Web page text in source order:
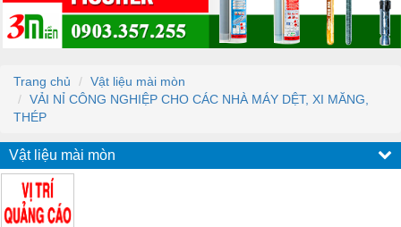
Trang chủ
Vật liệu mài mòn
VẢI NỈ CÔNG NGHIỆP CHO CÁC NHÀ MÁY DỆT, XI MĂNG,
THÉP
Vật liệu mài mòn